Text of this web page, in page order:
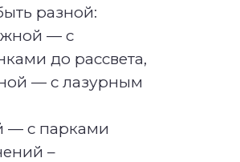
разной:
— с
до рассвета,
— с лазурным
— с парками
–